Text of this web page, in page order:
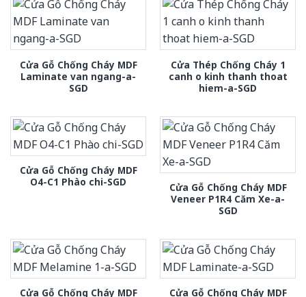
Cửa Gỗ Chống Cháy MDF
Laminate van ngang-a-
SGD
Cửa Thép Chống Cháy 1
canh o kinh thanh thoat
hiem-a-SGD
Cửa Gỗ Chống Cháy MDF
O4-C1 Phào chi-SGD
Cửa Gỗ Chống Cháy MDF
Veneer P1R4 Căm Xe-a-
SGD
Cửa Gỗ Chống Cháy MDF Cửa Gỗ Chống Cháy MDF